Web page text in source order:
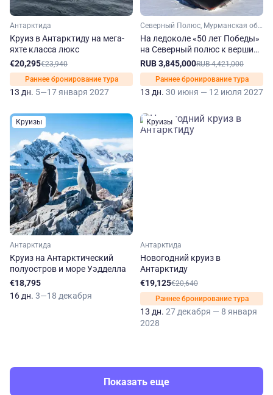
Антарктида
Круиз в Антарктиду на мега-
яхте класса люкс
€20,295€23,940
Раннее бронирование тура
13 дн. 5—17 января 2027
Северный Полюс, Мурманская область, Арктика
На ледоколе «50 лет Победы»
на Северный полюс к вершине
планеты
RUB 3,845,000RUB 4,421,000
Раннее бронирование тура
13 дн. 30 июня — 12 июля 2027
Круизы
Антарктида
Круиз на Антарктический
полуостров и море Уэдделла
€18,795
16 дн. 3—18 декабря
Круизы
Антарктида
Новогодний круиз в
Антарктиду
€19,125€20,640
Раннее бронирование тура
13 дн. 27 декабря — 8 января
2028
Показать еще